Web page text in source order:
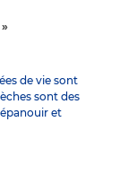
de vie sont
sont des
et